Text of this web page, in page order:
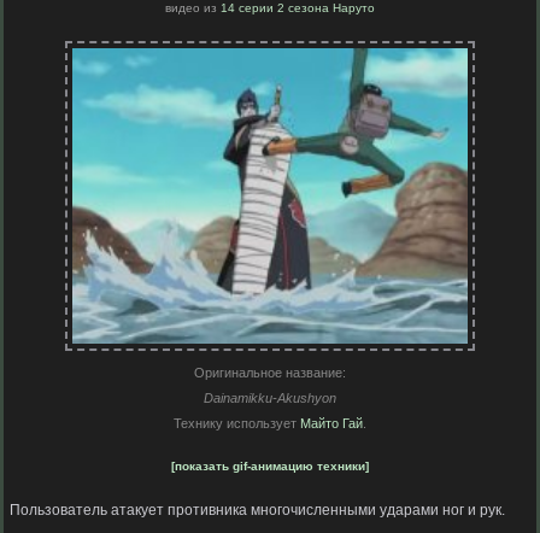
видео из 14 серии 2 сезона Наруто
Оригинальное название:
Dainamikku-Akushyon
Технику использует Майто Гай
[показать gif-анимацию техники]
Пользователь атакует противника многочисленными ударами ног и рук.